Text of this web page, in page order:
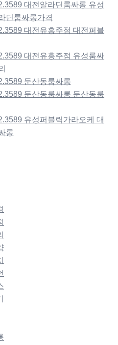
대전알라딘룸싸롱 유성
딘룸싸롱가격
대전유흥주점 대전퍼블
대전유흥주점 유성룸싸
둔산동룸싸롱
둔산동룸싸롱 둔산동룸
유성퍼블릭가라오케 대
롱